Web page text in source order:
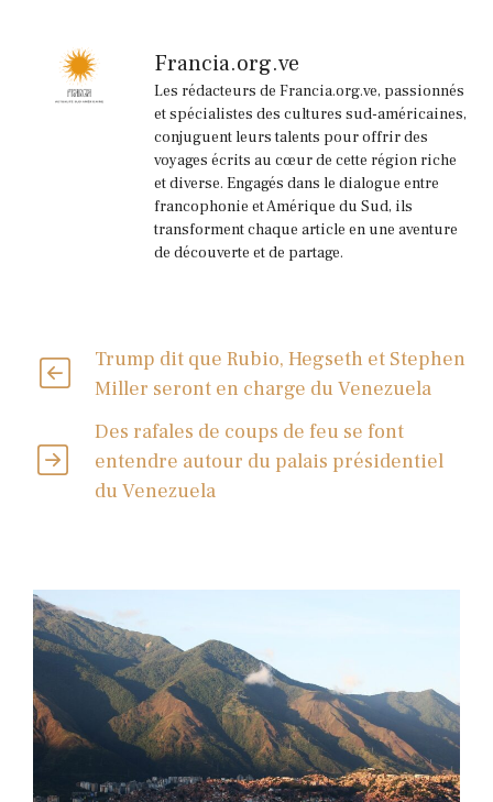
Francia.org.ve
Les rédacteurs de Francia.org.ve, passionnés
et spécialistes des cultures sud-américaines,
conjuguent leurs talents pour offrir des
voyages écrits au cœur de cette région riche
et diverse. Engagés dans le dialogue entre
francophonie et Amérique du Sud, ils
transforment chaque article en une aventure
de découverte et de partage.
Trump dit que Rubio, Hegseth et Stephen
Miller seront en charge du Venezuela
Des rafales de coups de feu se font
entendre autour du palais présidentiel
du Venezuela